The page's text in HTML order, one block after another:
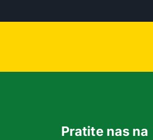
Pratite nas na